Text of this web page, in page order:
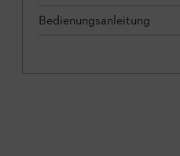
Bedienungsanleitung